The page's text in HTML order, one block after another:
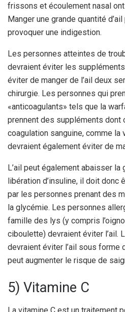
frissons et écoulement nasal
Manger une grande quantité
provoquer une indigestion.
Les personnes atteintes de
devraient éviter les
éviter de manger de l’ail deux
chirurgie. Les personnes qui
«anticoagulants» tels que la
prennent des suppléments dont
coagulation sanguine, comme la
devraient également éviter de
L’ail peut également abaisser
libération d’insuline, il doit donc
par les personnes prenant des
la glycémie. Les personnes
famille des lys (y compris
ciboulette) devraient éviter l’ail.
devraient éviter l’ail sous forme
peut augmenter le risque de
5) Vitamine C